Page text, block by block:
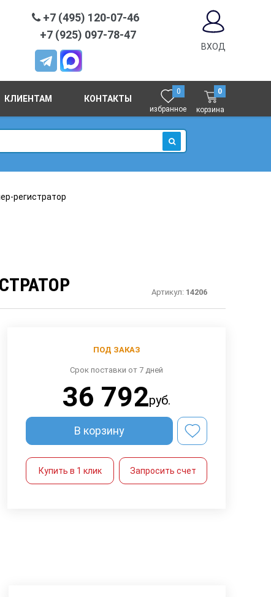
+7 (495) 120-07-46
+7 (925) 097-78-47
ВХОД
КЛИЕНТАМ КОНТАКТЫ
0
избранное
0
корзина
ИСКАТЬ
регистратор
Артикул: 14206
ПОД ЗАКАЗ
Срок поставки от 7 дней
36 792руб.
В корзину
Купить в 1 клик Запросить счет